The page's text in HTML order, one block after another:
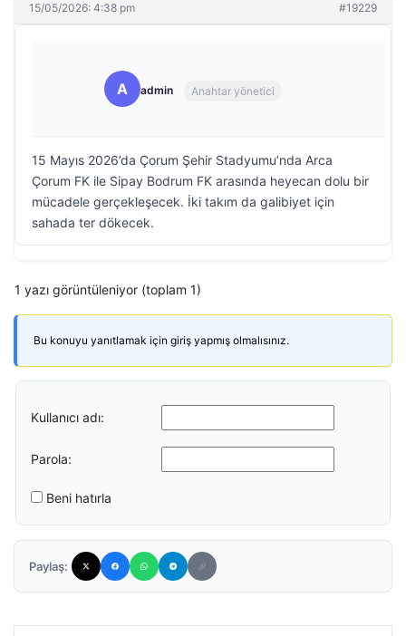
15/05/2026: 4:38 pm #19229
A admin Anahtar yönetici
15 Mayıs 2026’da Çorum Şehir Stadyumu’nda Arca
Çorum FK ile Sipay Bodrum FK arasında heyecan dolu bir
mücadele gerçekleşecek. İki takım da galibiyet için
sahada ter dökecek.
1 yazı görüntüleniyor (toplam 1)
Bu konuyu yanıtlamak için giriş yapmış olmalısınız.
Kullanıcı adı:
Parola:
Beni hatırla
Paylaş: